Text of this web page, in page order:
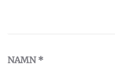
NAMN*